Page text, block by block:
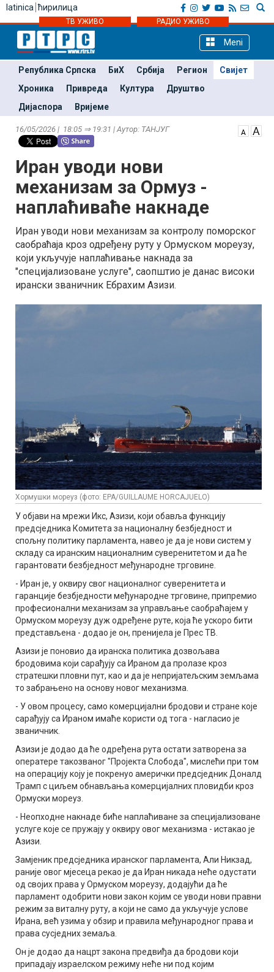
latinica ћирилица
ТВ УЖИВО РАДИО УЖИВО
Meni
Република Српска БиХ Србија Регион
Свијет
Хроника
Привреда Култура
Друштво
Дијаспора
Вријеме
16/05/2026 | 18:05 ⇒ 19:31 | Аутор: ТАНЈУГ
Иран уводи нови
механизам за Ормуз -
наплаћиваће накнаде
Иран уводи нови механизам за контролу поморског
саобраћаја кроз одређену руту у Ормуском мореузу,
који укључује наплаћивање накнада за
"специјализоване услуге", саопштио је данас високи
ирански званичник Ебрахим Азизи.
Хормушки мореуз (фото: EPA/GUILLAUME HORCAJUELO)
У објави на мрежи Икс, Азизи, који обавља функцију
предсједника Комитета за националну безбједност и
спољну политику парламента, навео је да је нови систем у
складу са иранским националним суверенитетом и да ће
гарантовати безбједност међународне трговине.
- Иран је, у оквиру свог националног суверенитета и
гаранције безбједности међународне трговине, припремио
професионални механизам за управљање саобраћајем у
Ормуском мореузу дуж одређене руте, која ће ускоро бити
представљена - додао је он, пренијела је Прес ТВ.
Азизи је поновио да иранска политика дозвољава
бродовима који сарађују са Ираном да пролазе кроз
стратешки пловни пут, као и да је непријатељским земљама
то забрањено на основу новог механизма.
- У овом процесу, само комерцијални бродови и стране које
сарађују са Ираном имаће користи од тога - нагласио је
званичник.
Азизи је додао да ће одређена рута остати затворена за
оператере такозваног "Пројекта Слобода", мислећи при том
на операцију коју је покренуо амерички предсједник Доналд
Трамп с циљем обнављања комерцијалних пловидби кроз
Ормуски мореуз.
- Неопходне накнаде биће наплаћиване за специјализоване
услуге које се пружају у оквиру овог механизма - истакао је
Азизи.
Замјеник предсједника иранског парламента, Али Никзад,
раније овог мјесеца рекао је да Иран никада неће одустати
од својих права у Ормуском мореузу, додајући да ће
парламент одобрити нови закон којим се уводи нови правни
режим за виталну руту, а који не само да укључује услове
Ирана, већ узима у обзир и правила међународног права и
права сусједних земаља.
Он је додао да нацрт закона предвиђа да бродови који
припадају израелском режиму неће ни под којим